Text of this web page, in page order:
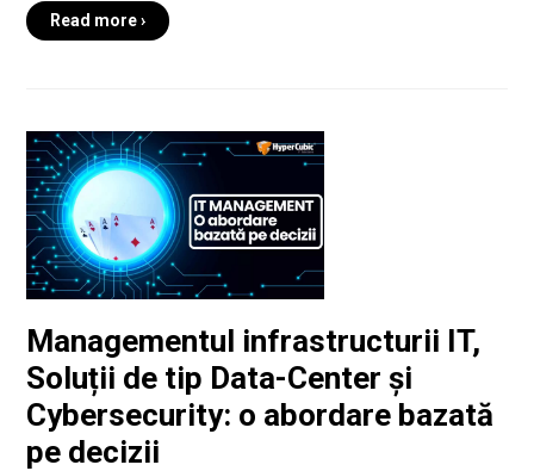
Read more ›
Managementul infrastructurii IT,
Soluții de tip Data-Center și
Cybersecurity: o abordare bazată
pe decizii